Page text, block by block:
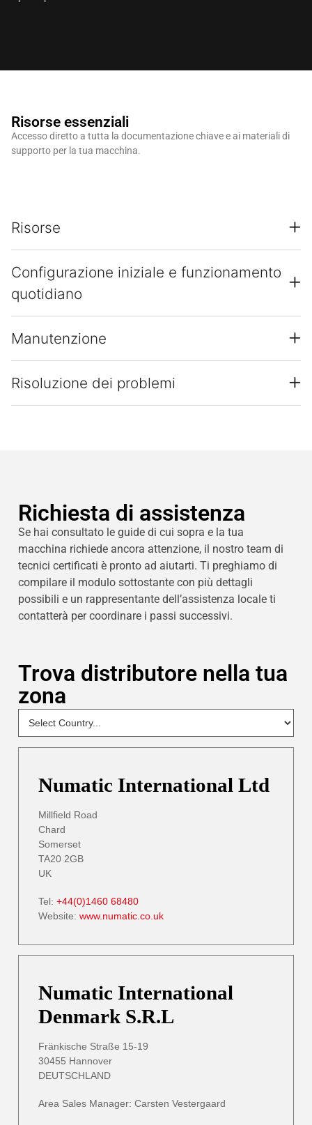
Risorse essenziali
Accesso diretto a tutta la documentazione chiave e ai materiali di
supporto per la tua macchina.
Risorse
Configurazione iniziale e funzionamento
quotidiano
Manutenzione
Risoluzione dei problemi
Richiesta di assistenza
Se hai consultato le guide di cui sopra e la tua
macchina richiede ancora attenzione, il nostro team di
tecnici certificati è pronto ad aiutarti. Ti preghiamo di
compilare il modulo sottostante con più dettagli
possibili e un rappresentante dell’assistenza locale ti
contatterà per coordinare i passi successivi.
Trova distributore nella tua
zona
NEW
Select
Numatic International Ltd
Millfield Road
Chard
Somerset
TA20 2GB
UK
Tel: +44(0)1460 68480
Website: www.numatic.co.uk
Numatic International
Denmark S.R.L
Fränkische Straße 15-19
30455 Hannover
DEUTSCHLAND
Area Sales Manager: Carsten Vestergaard